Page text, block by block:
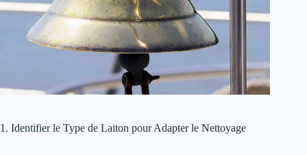
1. Identifier le Type de Laiton pour Adapter le Nettoyage